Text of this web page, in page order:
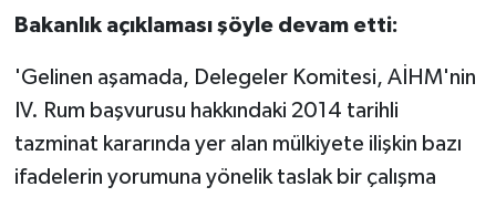
Bakanlık açıklaması şöyle devam etti:
'Gelinen aşamada, Delegeler Komitesi, AİHM'nin
IV. Rum başvurusu hakkındaki 2014 tarihli
tazminat kararında yer alan mülkiyete ilişkin bazı
ifadelerin yorumuna yönelik taslak bir çalışma